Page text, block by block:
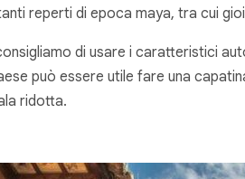
reperti di epoca maya, tra cui
di usare i caratteristici
può essere utile fare una
ridotta.